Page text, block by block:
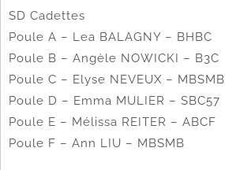
SD Cadettes
Poule A – Lea BALAGNY – BHBC
Poule B – Angèle NOWICKI – B3C
Poule C – Elyse NEVEUX – MBSMB
Poule D – Emma MULIER – SBC57
Poule E – Mélissa REITER – ABCF
Poule F – Ann LIU – MBSMB